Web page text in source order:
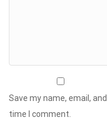
Save my name, email,
time I comment.